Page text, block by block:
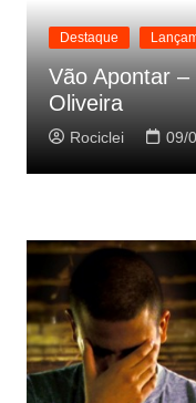
Destaque
Vão Apontar
Oliveira
Rociclei 09/